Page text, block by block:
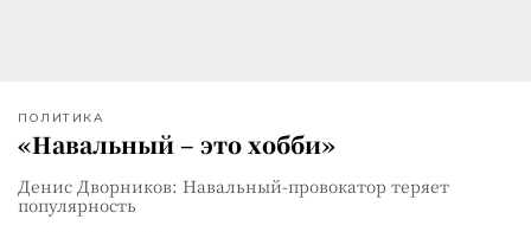
ПОЛИТИКА
«Навальный – это хобби»
Денис Дворников: Навальный-провокатор теряет
популярность